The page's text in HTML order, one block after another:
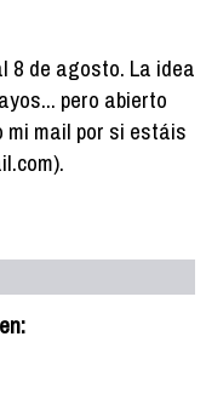
8 de agosto. La idea
pero abierto
mail por si estáis